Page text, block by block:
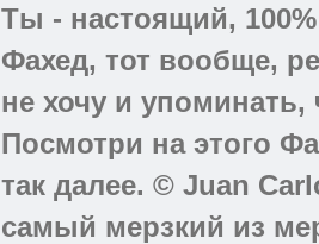
Ты - настоящий,
Фахед, тот вообще,
не хочу и
Посмотри на этого
так далее. © Juan
самый мерзкий из